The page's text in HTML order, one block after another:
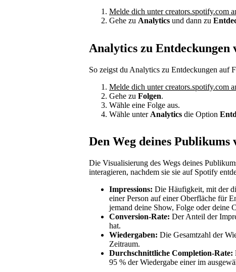
Melde dich unter creators.spotify.com
Gehe zu Analytics und dann zu
Analytics zu Entdeckungen
So zeigst du Analytics zu Entdeckungen auf
Melde dich unter creators.spotify.com
Gehe zu Folgen.
Wähle eine Folge aus.
Wähle unter Analytics die Option
Den Weg deines Publikums
Die Visualisierung des Wegs deines
interagieren, nachdem sie sie auf Spotify
Impressions: Die Häufigkeit, mit der
einer Person auf einer Oberfläche für
jemand deine Show, Folge oder deine
Conversion-Rate: Der Anteil der
hat.
Wiedergaben: Die Gesamtzahl der
Zeitraum.
Durchschnittliche Completion-Rate:
95 % der Wiedergabe einer im